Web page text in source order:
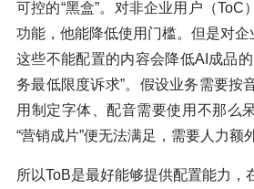
可控的“黑盒”。对非企业用户（ToC
功能，他能降低使用门槛。但是对企
这些不能配置的内容会降低AI成品
务最低限度诉求”。假设业务需要按
用制定字体、配音需要使用不那么
“营销成片”便无法满足，需要人力额
所以ToB是最好能够提供配置能力，